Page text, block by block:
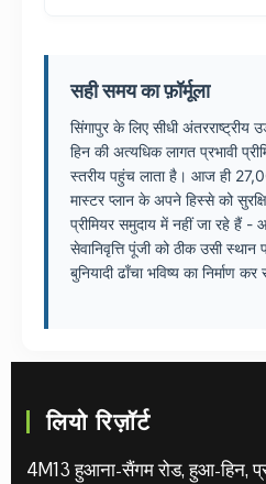
सही समय का फ़ॉर्मूला
सिंगापुर के लिए सीधी अंतरराष्ट्रीय
हिन की अत्यधिक लागत प्रभावी
स्तरीय पहुंच लाता है। आज ही
मास्टर प्लान के अपने हिस्से को
प्रीमियर समुदाय में नहीं जा रहे हैं
सेवानिवृत्ति पूंजी को ठीक उसी
बुनियादी ढाँचा भविष्य का निर्माण कर
लियो रिज़ॉर्ट
4M13 हुआना-सैंगम रोड, हुआ-हिन,